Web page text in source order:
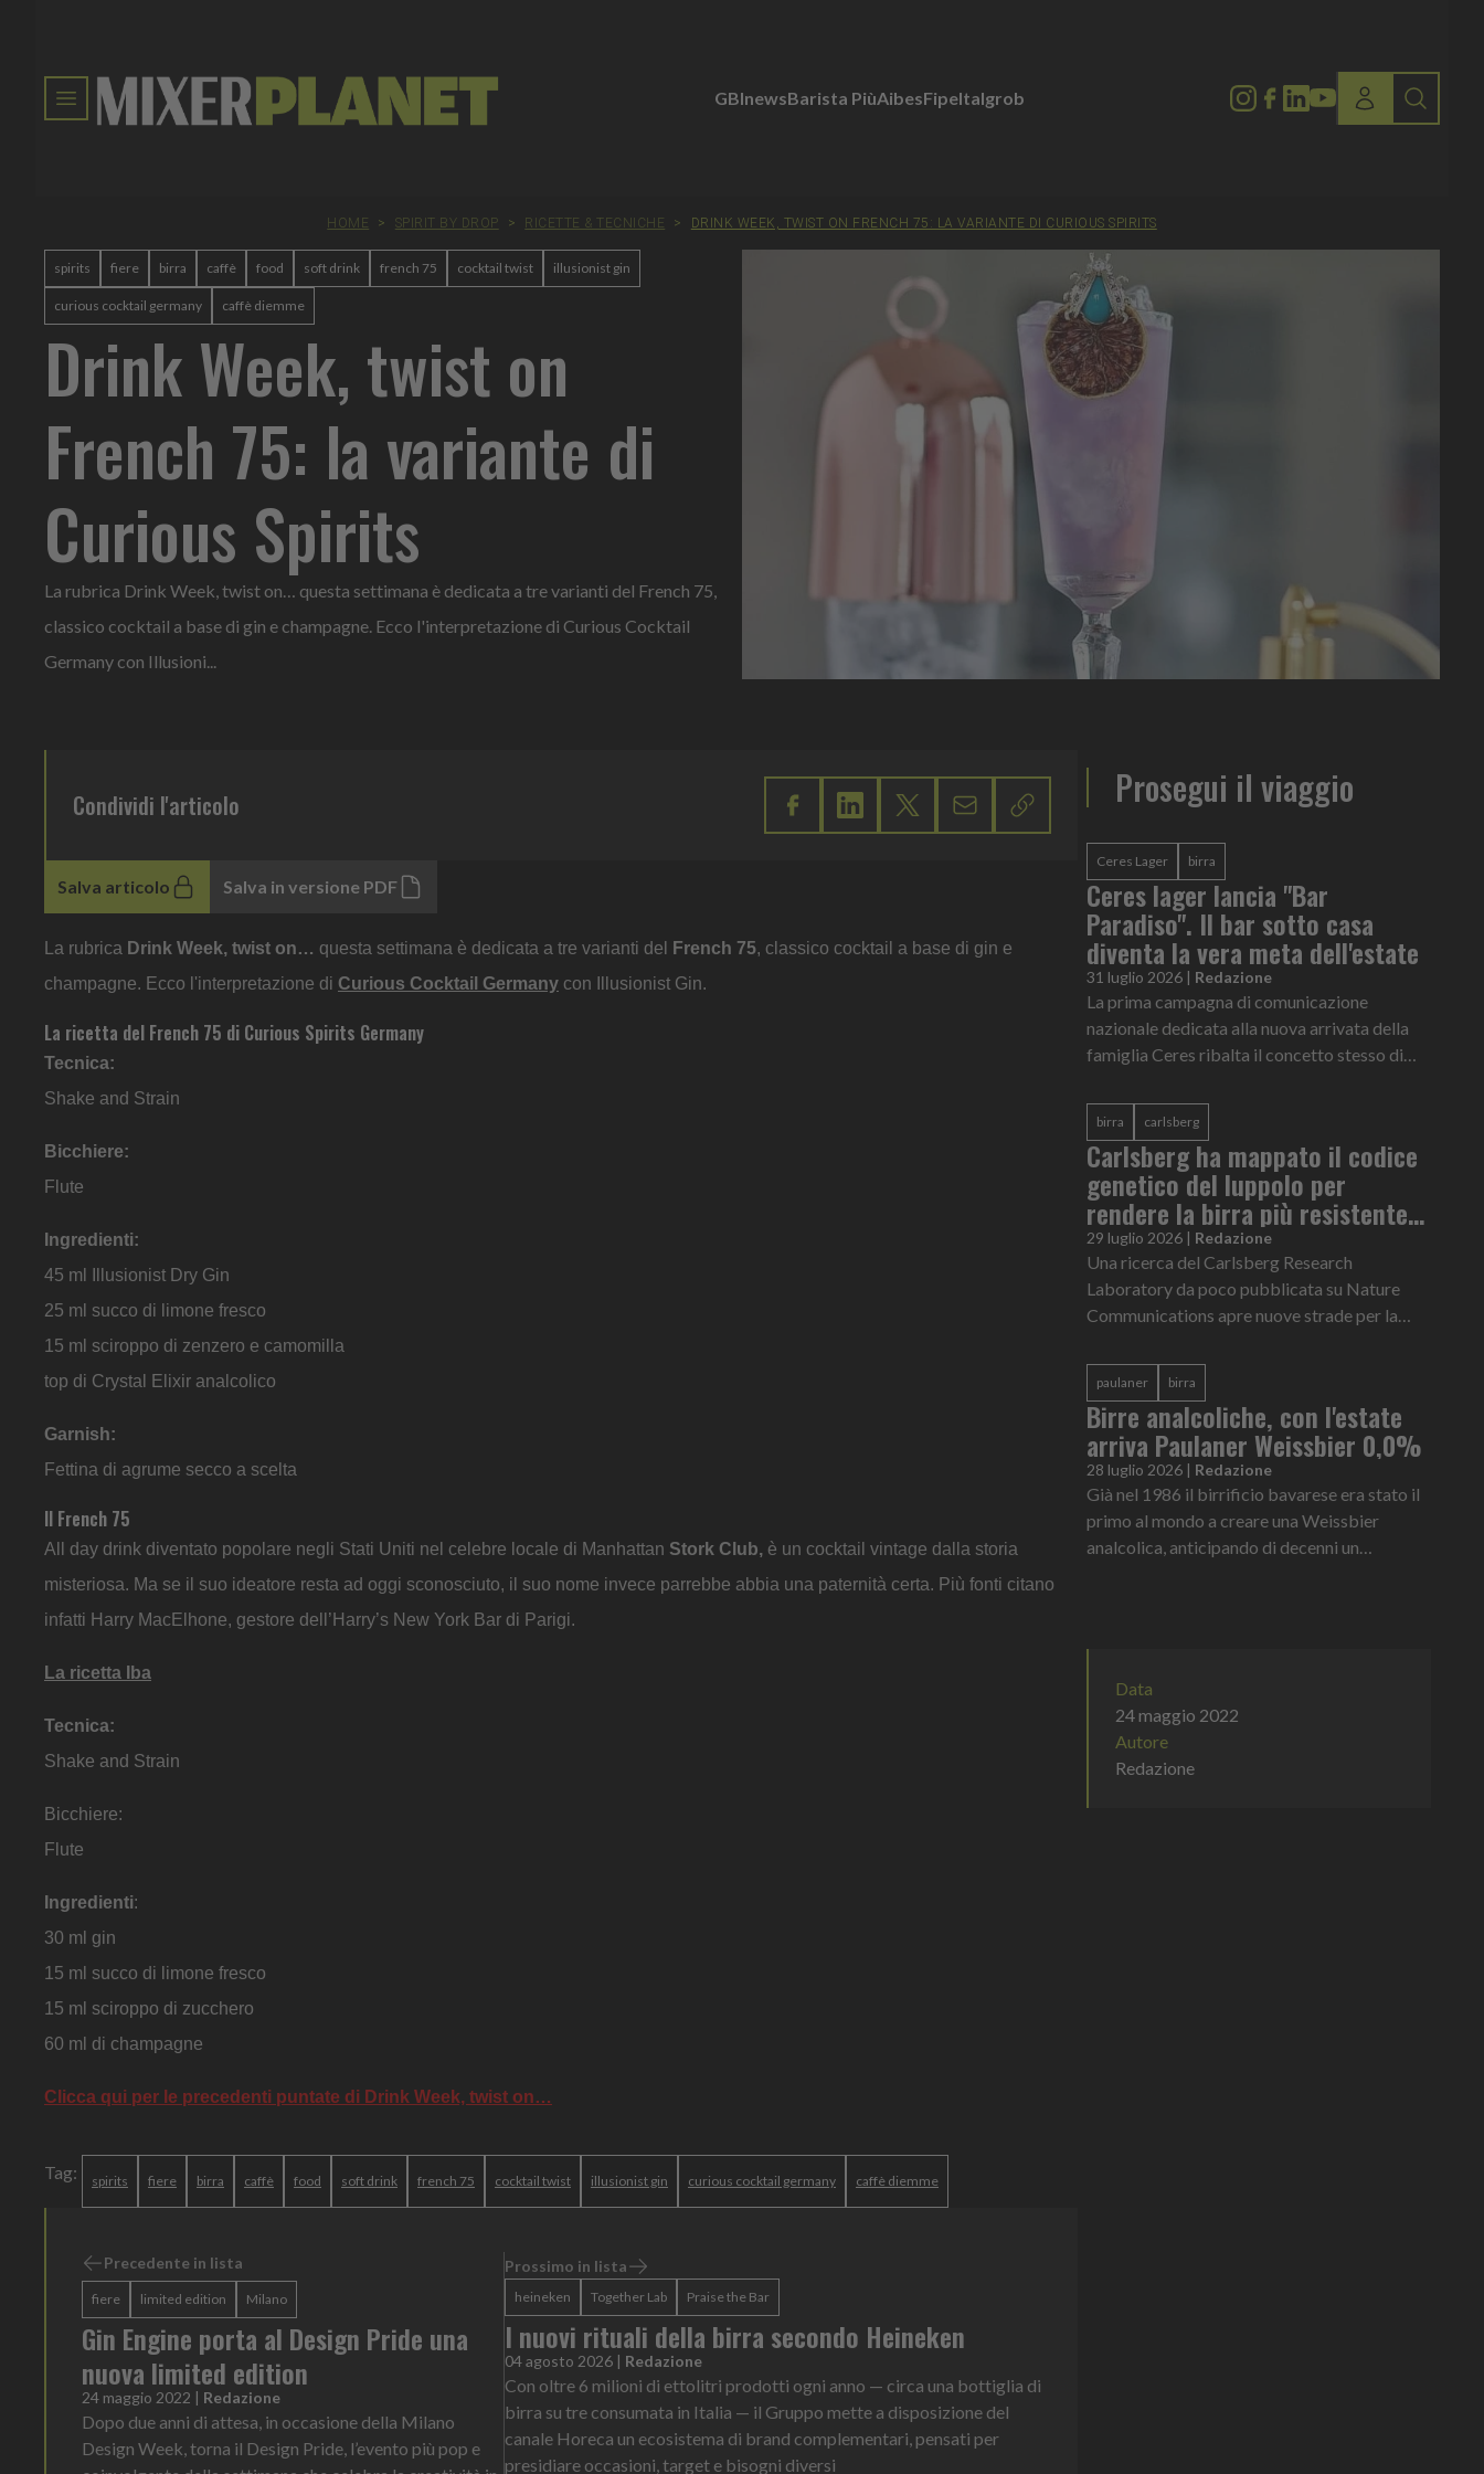
GBInewsBarista PiùAibesFipeItalgrob
HOME > SPIRIT BY DROP > RICETTE & TECNICHE > DRINK WEEK, TWIST ON FRENCH 75: LA VARIANTE DI CURIOUS SPIRITS
spirits fiere birra caffè food soft drink french 75 cocktail twist illusionist gin
curious cocktail germany caffè diemme
Drink Week, twist on
French 75: la variante di
Curious Spirits
La rubrica Drink Week, twist on… questa settimana è dedicata a tre varianti del French 75,
classico cocktail a base di gin e champagne. Ecco l'interpretazione di Curious Cocktail
Germany con Illusioni...
Condividi l'articolo
Salva articolo Salva in versione PDF
La rubrica Drink Week, twist on… questa settimana è dedicata a tre varianti del French 75, classico cocktail a base di gin e
champagne. Ecco l'interpretazione di Curious Cocktail Germany con Illusionist Gin.
La ricetta del French 75 di Curious Spirits Germany
Tecnica:
Shake and Strain
Bicchiere:
Flute
Ingredienti:
45 ml Illusionist Dry Gin
25 ml succo di limone fresco
15 ml sciroppo di zenzero e camomilla
top di Crystal Elixir analcolico
Garnish:
Fettina di agrume secco a scelta
Il French 75
All day drink diventato popolare negli Stati Uniti nel celebre locale di Manhattan Stork Club, è un cocktail vintage dalla storia
misteriosa. Ma se il suo ideatore resta ad oggi sconosciuto, il suo nome invece parrebbe abbia una paternità certa. Più fonti citano
infatti Harry MacElhone, gestore dell’Harry’s New York Bar di Parigi.
La ricetta Iba
Tecnica:
Shake and Strain
Bicchiere:
Flute
Ingredienti:
30 ml gin
15 ml succo di limone fresco
15 ml sciroppo di zucchero
60 ml di champagne
Clicca qui per le precedenti puntate di Drink Week, twist on…
Tag: spirits fiere birra caffè food soft drink french 75 cocktail twist illusionist gin curious cocktail germany caffè diemme
Precedente in lista
fiere limited edition Milano
Gin Engine porta al Design Pride una
nuova limited edition
24 maggio 2022 | Redazione
Dopo due anni di attesa, in occasione della Milano
Design Week, torna il Design Pride, l’evento più pop e
Prossimo in lista
heineken Together Lab Praise the Bar
I nuovi rituali della birra secondo Heineken
04 agosto 2026 | Redazione
Con oltre 6 milioni di ettolitri prodotti ogni anno — circa una bottiglia di
birra su tre consumata in Italia — il Gruppo mette a disposizione del
canale Horeca un ecosistema di brand complementari, pensati per
presidiare occasioni, target e bisogni diversi
Prosegui il viaggio
Ceres Lager birra
Ceres lager lancia "Bar
Paradiso". Il bar sotto casa
diventa la vera meta dell'estate
31 luglio 2026 | Redazione
La prima campagna di comunicazione
nazionale dedicata alla nuova arrivata della
famiglia Ceres ribalta il concetto stesso di
birra carlsberg
Carlsberg ha mappato il codice
genetico del luppolo per
rendere la birra più resistente
al cambiamento climatico
29 luglio 2026 | Redazione
Una ricerca del Carlsberg Research
Laboratory da poco pubblicata su Nature
Communications apre nuove strade per la
della birra a livello globale
paulaner birra
Birre analcoliche, con l'estate
arriva Paulaner Weissbier 0,0%
28 luglio 2026 | Redazione
Già nel 1986 il birrificio bavarese era stato il
primo al mondo a creare una Weissbier
analcolica, anticipando di decenni un
Data
24 maggio 2022
Autore
Redazione